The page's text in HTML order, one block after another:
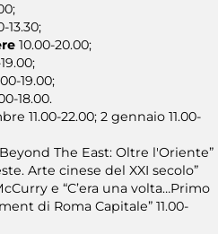
13.30;
10.00-20.00;
19.00;
18.00.
11.00-22.00; 2 gennaio 11.00-
The East: Oltre l'Oriente”
Arte cinese del XXI secolo”
e “C’era una volta…Primo
di Roma Capitale” 11.00-